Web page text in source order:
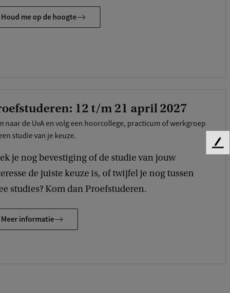
Houd me op de hoogte
12 t/m 21 april 2027
naar de UvA en volg een hoorcollege, practicum of werkgroep
studie van je keuze.
je nog bevestiging of de studie van jouw
de juiste keuze is, of twijfel je nog tussen
studies? Kom dan Proefstuderen.
Meer informatie
F